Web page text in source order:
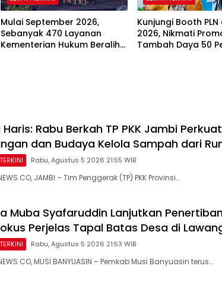
Mulai September 2026,
Sebanyak 470 Layanan
Kementerian Hukum Beralih
Kunjungi Booth PLN
2026, Nikmati
Tambah Daya 50
Haris: Rabu Berkah TP PKK Jambi
dan Budaya Kelola Sampah dari
Rabu, Agustus 5 2026 21:55 WIB
JAMBI – Tim Penggerak (TP) PKK Provinsi…
Muba Syafaruddin Lanjutkan
Perjelas Tapal Batas Desa di
Rabu, Agustus 5 2026 21:53 WIB
MUSI BANYUASIN – Pemkab Musi Banyuasin terus…